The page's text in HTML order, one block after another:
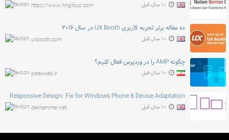
https://www.nngroup.com ۱۰ سال قبل
ده مقاله برتر تجربه کاربری UX Booth در سال ۲۰۱۶
uxbooth.com ۱۰ سال قبل
چگونه AMP را در وردپرس فعال کنیم؟
pelakweb.ir ۱۰ سال قبل
Responsive Design: Fix for Windows Phone 8 Device Adaptation
devhammer.net ۱۰ سال قبل